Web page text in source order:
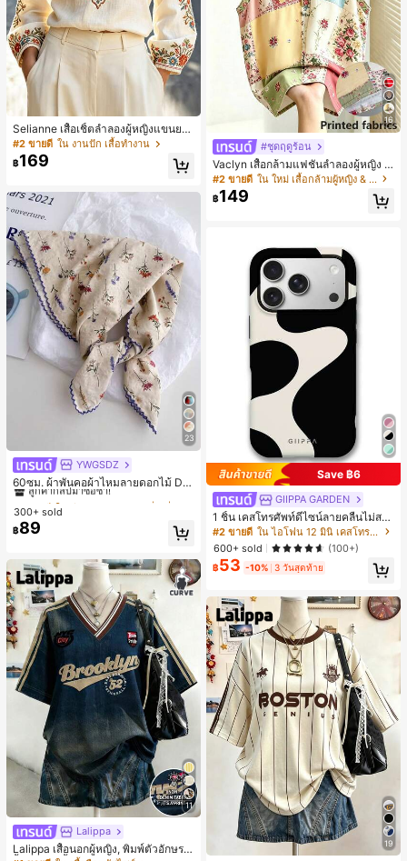
Selianne เสื้อเชิ้ตลำลองผู้หญิงแขนยา
ว คอวีเว้า ลายดอกไม้
#2 ขายดี ใน งานปัก เสื้อทำงาน
฿169
23
YWGSDZ
60ซม. ผ้าพันคอผ้าไหมลายดอกไม้ Dit
sy สีเบจ, เครื่องประดับใหม่สำหรับผู้หญิ
งฤดูใบไม้ผลิ/ฤดูใบไม้ร่วง, ผ้าพันคอผืน
บางอเนกประสงค์หรูหรา
#1 ขายดี
ลูกค้ากลับมาซื้อซ้ำ!
#1 ขายดี
ลูกค้ากลับมาซื้อซ้ำ!
#1 ขายดี
ลูกค้ากลับมาซื้อซ้ำ!
#1 ขายดี
ใน สีเบจ ผ้าพันคอทรงสี่เหลี่ยมและผ้าพันคอสำหรับผู้
300+ sold
฿89
11
Lalippa
Lalippa เสื้อนอกผู้หญิง, พิมพ์ตัวอักษร, เ
16
#ชุดฤดูร้อน
Vaclyn เสื้อกล้ามแฟชั่นลำลองผู้หญิง ล
ายแพตช์เวิร์ก แขนกุด คอกลม ติดกระดุ
ม
#2 ขายดี ใน ใหม่ เสื้อกล้ามผู้หญิง & Camis
฿149
Save ฿6
GIIPPA GARDEN
1 ชิ้น เคสโทรศัพท์ดีไซน์ลายคลื่นไม่สม
มาตรสำหรับ Phone 17 Pro Max, เหม
าะสำหรับ Phone 16 Pro Max, 15 Pro
Max, 14 Pro Max, เคสโทรศัพท์สไตล์เ
กาหลีและน่าสนใจ, เข้ากันได้กับ 11/12/
13/14/15/16 Pro Max Plus, ดีไซน์หรู
หราเหมาะสำหรับทั้งชายและหญิง, ของ
ขวัญในอุดมคติสำหรับคริสต์มาส, วันว
าเลนไทน์, อีสเตอร์, ฤดูแต่งงานและวันเ
กิดสำหรับแฟนสาว
#2 ขายดี
ใน ไอโฟน 12 มินิ เคสโทรศัพท์แฟชั่น
600+ sold
(100+)
฿53 -10% 3 วันสุดท้าย
19